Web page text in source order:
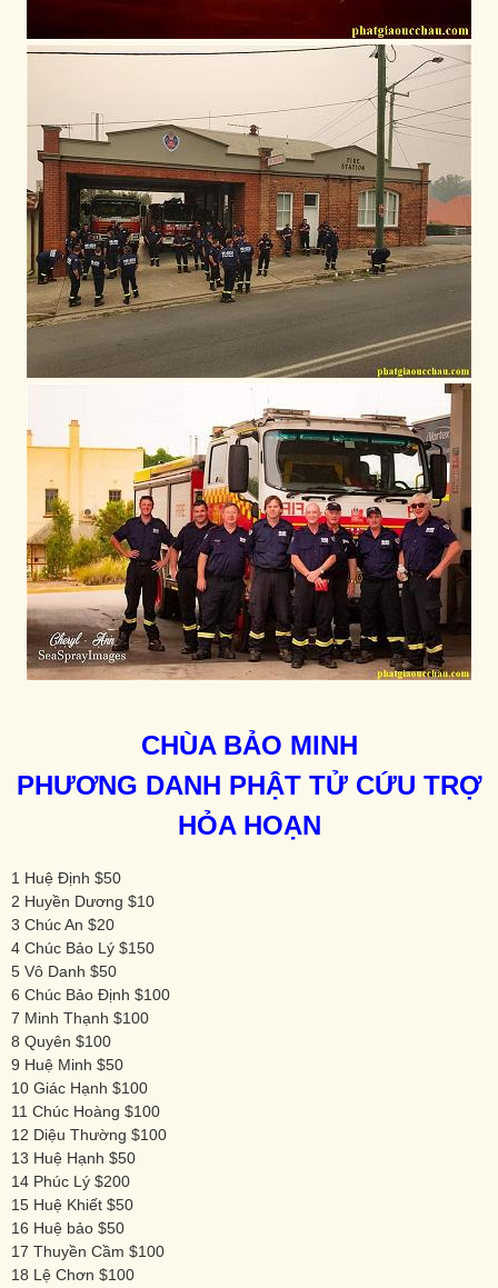
CHÙA BẢO MINH
PHƯƠNG DANH PHẬT TỬ CỨU TRỢ
HỎA HOẠN
1 Huệ Định $50
2 Huyền Dương $10
3 Chúc An $20
4 Chúc Bảo Lý $150
5 Vô Danh $50
6 Chúc Bảo Định $100
7 Minh Thạnh $100
8 Quyên $100
9 Huệ Minh $50
10 Giác Hạnh $100
11 Chúc Hoàng $100
12 Diệu Thường $100
13 Huệ Hạnh $50
14 Phúc Lý $200
15 Huệ Khiết $50
16 Huệ bảo $50
17 Thuyền Cầm $100
18 Lệ Chơn $100